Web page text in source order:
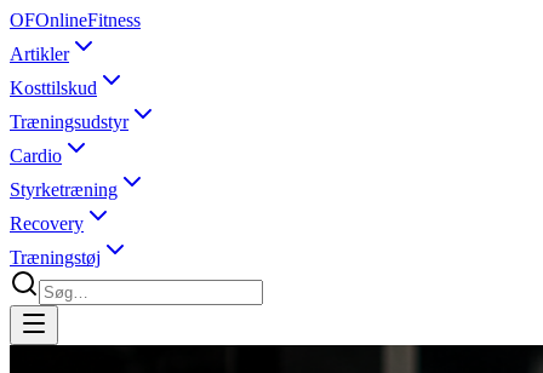
OFOnlineFitness
Artikler
Kosttilskud
Træningsudstyr
Cardio
Styrketræning
Recovery
Træningstøj